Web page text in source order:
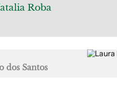
Roba
dos Santos